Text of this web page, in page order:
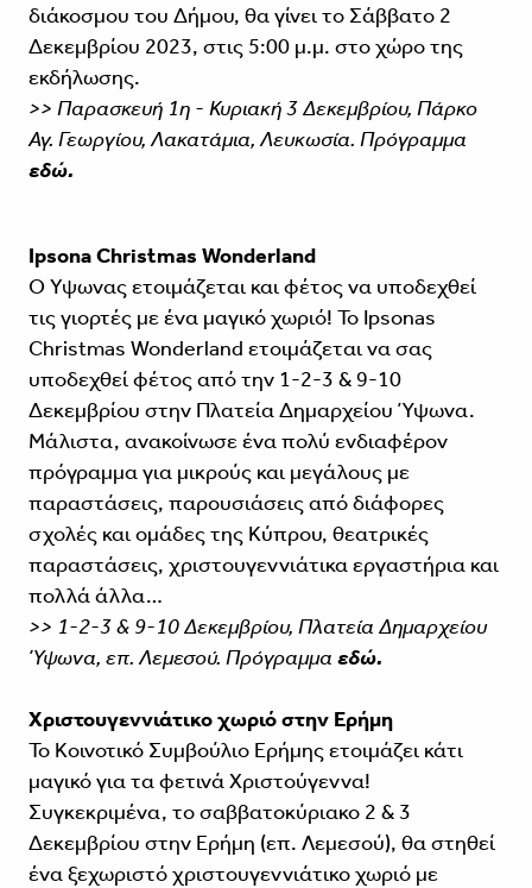
διάκοσμου του Δήμου, θα γίνει το Σάββατο 2
Δεκεμβρίου 2023, στις 5:00 μ.μ. στο χώρο της
εκδήλωσης.
>> Παρασκευή 1η - Κυριακή 3 Δεκεμβρίου, Πάρκο
Αγ. Γεωργίου, Λακατάμια, Λευκωσία. Πρόγραμμα
εδώ.
Ipsona Christmas Wonderland
Ο Ύψωνας ετοιμάζεται και φέτος να υποδεχθεί
τις γιορτές με ένα μαγικό χωριό! Το Ipsonas
Christmas Wonderland ετοιμάζεται να σας
υποδεχθεί φέτος από την 1-2-3 & 9-10
Δεκεμβρίου στην Πλατεία Δημαρχείου Ύψωνα.
Μάλιστα, ανακοίνωσε ένα πολύ ενδιαφέρον
πρόγραμμα για μικρούς και μεγάλους με
παραστάσεις, παρουσιάσεις από διάφορες
σχολές και ομάδες της Κύπρου, θεατρικές
παραστάσεις, χριστουγεννιάτικα εργαστήρια και
πολλά άλλα…
>> 1-2-3 & 9-10 Δεκεμβρίου, Πλατεία Δημαρχείου
Ύψωνα, επ. Λεμεσού. Πρόγραμμα εδώ.
Χριστουγεννιάτικο χωριό στην Ερήμη
Το Κοινοτικό Συμβούλιο Ερήμης ετοιμάζει κάτι
μαγικό για τα φετινά Χριστούγεννα!
Συγκεκριμένα, το σαββατοκύριακο 2 & 3
Δεκεμβρίου στην Ερήμη (επ. Λεμεσού), θα στηθεί
ένα ξεχωριστό χριστουγεννιάτικο χωριό με